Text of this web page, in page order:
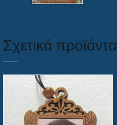
Σχετικά προϊόντα